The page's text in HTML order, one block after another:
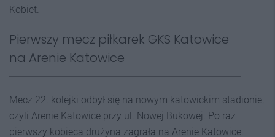
Kobiet.
Pierwszy mecz piłkarek GKS Katowice
na Arenie Katowice
Mecz 22. kolejki odbył się na nowym katowickim stadionie,
czyli Arenie Katowice przy ul. Nowej Bukowej. Po raz
pierwszy kobieca drużyna zagrała na Arenie Katowice.